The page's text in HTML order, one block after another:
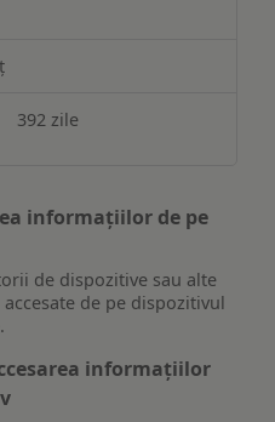
392 zile
informațiilor de pe
de dispozitive sau alte
de pe dispozitivul
informațiilor